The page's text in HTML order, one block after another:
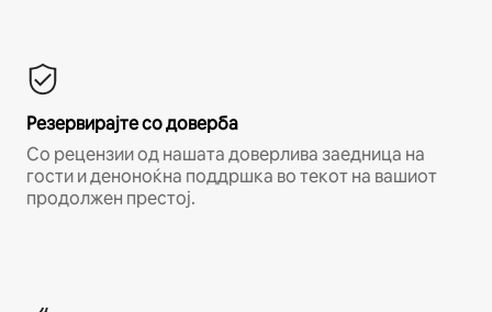
Резервирајте со доверба
Со рецензии од нашата доверлива заедница на
гости и деноноќна поддршка во текот на вашиот
продолжен престој.